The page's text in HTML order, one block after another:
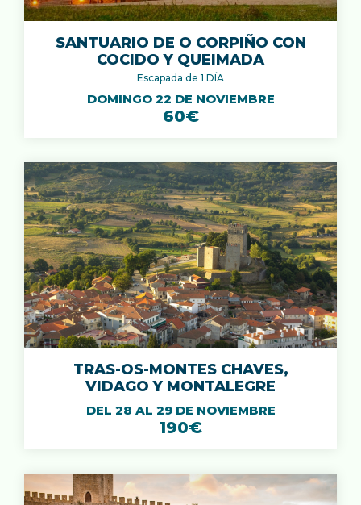
TRAS-OS-MONTES CHAVES,
VIDAGO Y MONTALEGRE
DEL 28 AL 29 DE NOVIEMBRE
190€
SANTUARIO DE O CORPIÑO CON
COCIDO Y QUEIMADA
Escapada de 1 DÍA
DOMINGO 22 DE NOVIEMBRE
60€